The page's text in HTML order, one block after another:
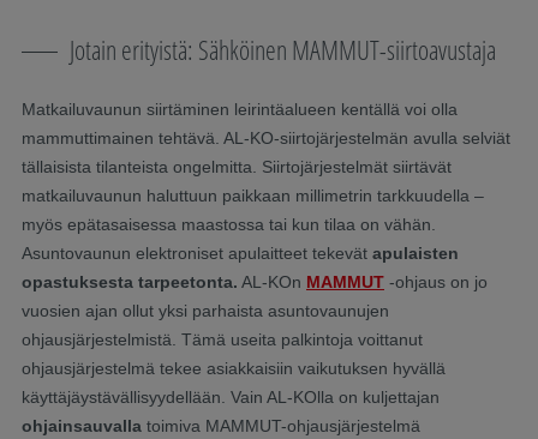
Jotain erityistä: Sähköinen MAMMUT-siirtoavustaja
Matkailuvaunun siirtäminen leirintäalueen kentällä voi olla
mammuttimainen tehtävä. AL-KO-siirtojärjestelmän avulla selviät
tällaisista tilanteista ongelmitta. Siirtojärjestelmät siirtävät
matkailuvaunun haluttuun paikkaan millimetrin tarkkuudella –
myös epätasaisessa maastossa tai kun tilaa on vähän.
Asuntovaunun elektroniset apulaitteet tekevät apulaisten
opastuksesta tarpeetonta. AL-KOn MAMMUT -ohjaus on jo
vuosien ajan ollut yksi parhaista asuntovaunujen
ohjausjärjestelmistä. Tämä useita palkintoja voittanut
ohjausjärjestelmä tekee asiakkaisiin vaikutuksen hyvällä
käyttäjäystävällisyydellään. Vain AL-KOlla on kuljettajan
ohjainsauvalla toimiva MAMMUT-ohjausjärjestelmä